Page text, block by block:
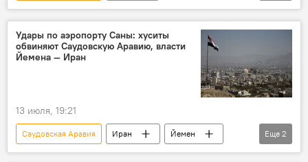
Обогащенный уран
Иран
Удары по аэропорту Саны: хуситы
обвиняют Саудовскую Аравию, власти
Йемена — Иран
13 июля, 19:21
Саудовская Аравия Иран
Йемен
Хуситы
Ближний Восток
Еще 2